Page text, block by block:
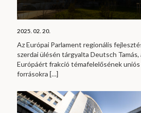
2025. 02. 20.
Az Európai Parlament regionális
szerdai ülésén tárgyalta Deutsch
Európáért frakció témafelelősének
forrásokra […]